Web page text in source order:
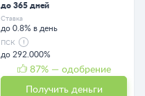
до 365 дней
Ставка
до 0.8% в день
ПСК
до 292.000%
87% — одобрение
Получить деньги